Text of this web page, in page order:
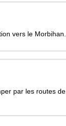
vers le
par les routes